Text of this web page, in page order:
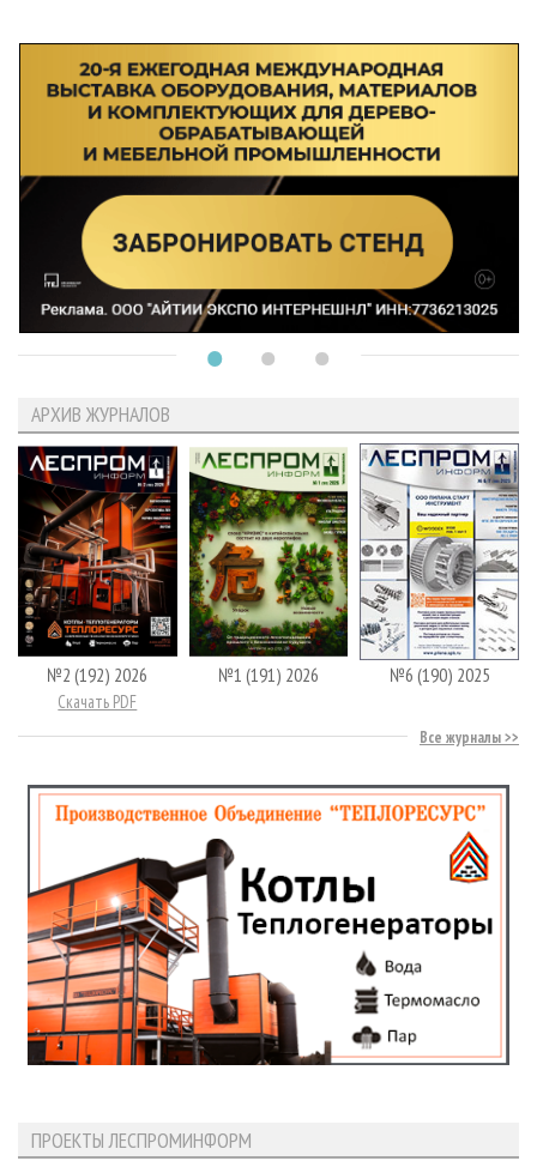
АРХИВ ЖУРНАЛОВ
№2 (192) 2026
Скачать PDF
№1 (191) 2026 №6 (190) 2025
Все журналы
ПРОЕКТЫ ЛЕСПРОМИНФОРМ